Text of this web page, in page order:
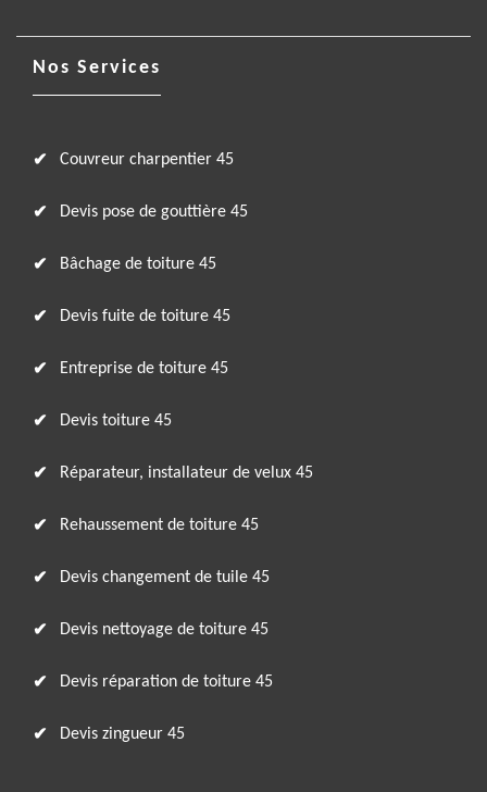
Nos Services
Couvreur charpentier 45
Devis pose de gouttière 45
Bâchage de toiture 45
Devis fuite de toiture 45
Entreprise de toiture 45
Devis toiture 45
Réparateur, installateur de velux 45
Rehaussement de toiture 45
Devis changement de tuile 45
Devis nettoyage de toiture 45
Devis réparation de toiture 45
Devis zingueur 45